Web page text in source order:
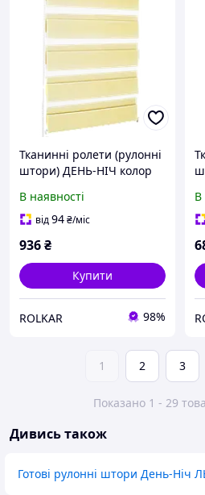
Тканинні ролети (рулонні
штори) ДЕНЬ-НІЧ колор
P+R (Польща)
В наявності
від94₴/міс
936₴
Купити
ROLKAR 98%
В
1 2 3
Показано 1 - 29
Дивись також
Готові рулонні штори День-Ніч